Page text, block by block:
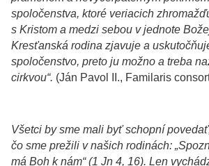
spoločenstva, ktoré veriacich
s Kristom a medzi sebou v jednote
Kresťanská rodina zjavuje a
spoločenstvo, preto ju možno a treba
cirkvou“. (Ján Pavol II., Familaris
Všetci by sme mali byť schopní
čo sme prežili v našich rodinách:
má Boh k nám“ (1 Jn 4, 16). Len